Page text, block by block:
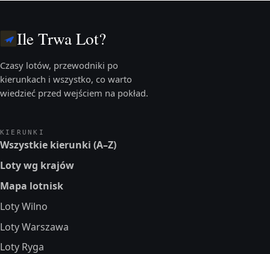
Ile Trwa Lot?
Czasy lotów, przewodniki po
kierunkach i wszystko, co warto
wiedzieć przed wejściem na pokład.
KIERUNKI
Wszystkie kierunki (A–Z)
Loty wg krajów
Mapa lotnisk
Loty Wilno
Loty Warszawa
Loty Ryga